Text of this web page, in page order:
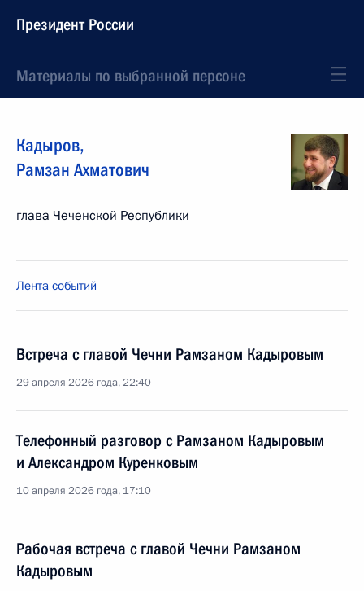
Президент России
Материалы по выбранной персоне
Кадыров,
Рамзан Ахматович
глава Чеченской Республики
Лента событий
Встреча с главой Чечни Рамзаном Кадыровым
29 апреля 2026 года, 22:40
Телефонный разговор с Рамзаном Кадыровым
и Александром Куренковым
10 апреля 2026 года, 17:10
Рабочая встреча с главой Чечни Рамзаном
Кадыровым